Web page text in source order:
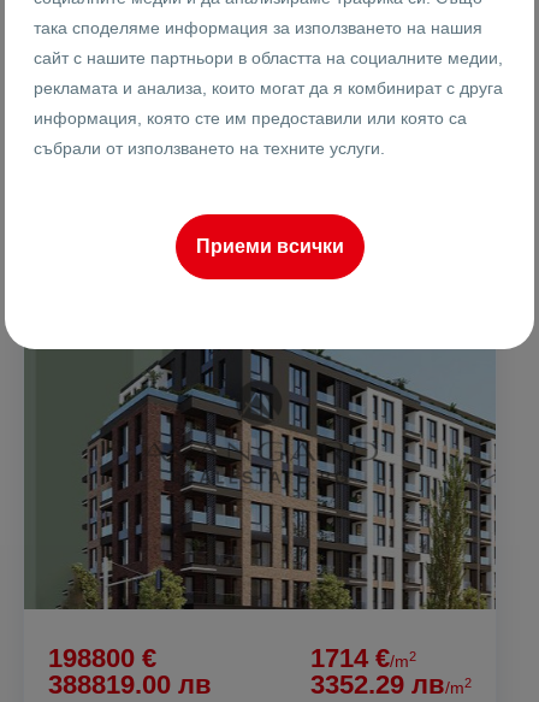
от
Етаж
Площ
Ренета Арнаудова
Брокер
198800 €
388819.00 лв
1714 €/m2
3352.29 лв/m2
така споделяме информация за използването на нашия
сайт с нашите партньори в областта на социалните медии,
рекламата и анализа, които могат да я комбинират с друга
информация, която сте им предоставили или която са
събрали от използването на техните услуги.
Приеми всички